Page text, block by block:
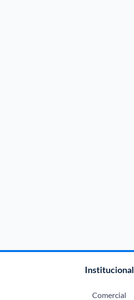
Institucional
Comercial